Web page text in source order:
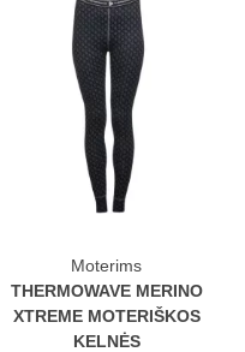
Moterims
THERMOWAVE MERINO
XTREME MOTERIŠKOS
KELNĖS